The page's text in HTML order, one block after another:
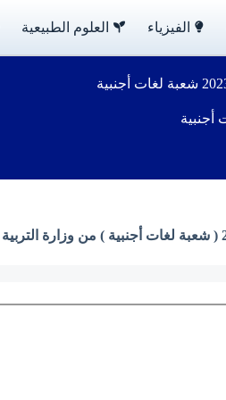
الفيزياء العلوم الطبيعية